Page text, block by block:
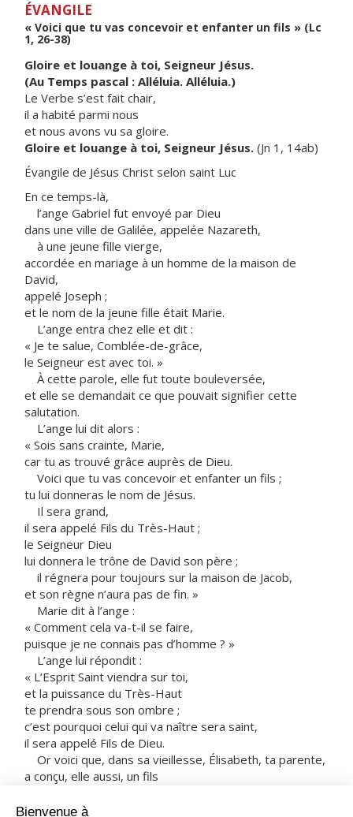
ÉVANGILE
« Voici que tu vas concevoir et enfanter un fils » (Lc
1, 26-38)
Gloire et louange à toi, Seigneur Jésus.
(Au Temps pascal : Alléluia. Alléluia.)
Le Verbe s’est fait chair,
il a habité parmi nous
et nous avons vu sa gloire.
Gloire et louange à toi, Seigneur Jésus. (Jn 1, 14ab)
Évangile de Jésus Christ selon saint Luc
En ce temps-là,
l’ange Gabriel fut envoyé par Dieu
dans une ville de Galilée, appelée Nazareth,
à une jeune fille vierge,
accordée en mariage à un homme de la maison de
David,
appelé Joseph ;
et le nom de la jeune fille était Marie.
L’ange entra chez elle et dit :
« Je te salue, Comblée-de-grâce,
le Seigneur est avec toi. »
À cette parole, elle fut toute bouleversée,
et elle se demandait ce que pouvait signifier cette
salutation.
L’ange lui dit alors :
« Sois sans crainte, Marie,
car tu as trouvé grâce auprès de Dieu.
Voici que tu vas concevoir et enfanter un fils ;
tu lui donneras le nom de Jésus.
Il sera grand,
il sera appelé Fils du Très-Haut ;
le Seigneur Dieu
lui donnera le trône de David son père ;
il régnera pour toujours sur la maison de Jacob,
et son règne n’aura pas de fin. »
Marie dit à l’ange :
« Comment cela va-t-il se faire,
puisque je ne connais pas d’homme ? »
L’ange lui répondit :
« L’Esprit Saint viendra sur toi,
et la puissance du Très-Haut
te prendra sous son ombre ;
c’est pourquoi celui qui va naître sera saint,
il sera appelé Fils de Dieu.
Or voici que, dans sa vieillesse, Élisabeth, ta parente,
a conçu, elle aussi, un fils
alors qu’on l’appelait la femme stérile.